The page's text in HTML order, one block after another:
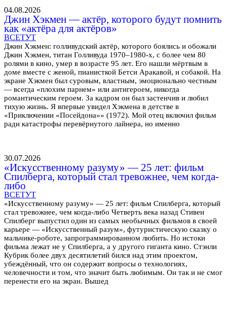
04.08.2026
Джин Хэкмен — актёр, которого будут помнить
как «актёра для актёров»
ВСЕТУТ
Джин Хэкмен: голливудский актёр, которого боялись и обожали
Джин Хэкмен, титан Голливуда 1970–1980-х, с более чем 80
ролями в кино, умер в возрасте 95 лет. Его нашли мёртвым в
доме вместе с женой, пианисткой Бетси Аракавой, и собакой. На
экране Хэкмен был суровым, властным, эмоционально честным
— всегда «плохим парнем» или антигероем, никогда
романтическим героем. За кадром он был застенчив и любил
тихую жизнь. Я впервые увидел Хэкмена в детстве в
«Приключении «Посейдона»» (1972). Мой отец включил фильм
ради катастрофы перевёрнутого лайнера, но именно
30.07.2026
«Искусственному разуму» — 25 лет: фильм
Спилберга, который стал тревожнее, чем когда-
либо
ВСЕТУТ
«Искусственному разуму» — 25 лет: фильм Спилберга, который
стал тревожнее, чем когда-либо Четверть века назад Стивен
Спилберг выпустил один из самых необычных фильмов в своей
карьере — «Искусственный разум», футуристическую сказку о
мальчике-роботе, запрограммированном любить. Но истоки
фильма лежат не у Спилберга, а у другого гиганта кино. Стэнли
Кубрик более двух десятилетий бился над этим проектом,
убеждённый, что он содержит вопросы о технологиях,
человечности и том, что значит быть любимым. Он так и не смог
перенести его на экран. Вышед